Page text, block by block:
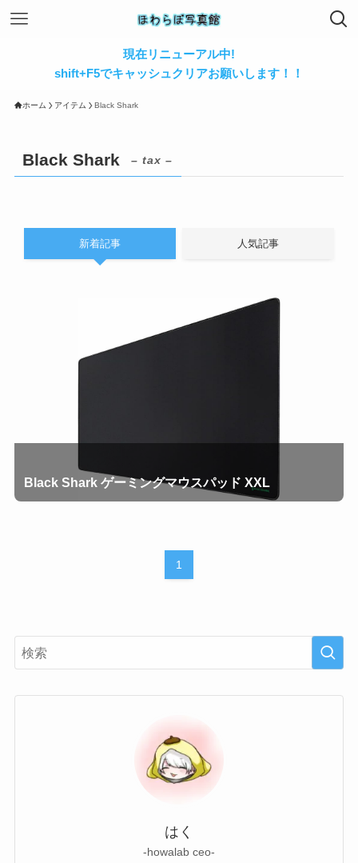
現在リニューアル中!
shift+F5でキャッシュクリアお願いします！！
ホーム アイテム Black Shark
Black Shark – tax –
新着記事 人気記事
Black Shark ゲーミングマウスパッド XXL
1
はく
-howalab ceo-